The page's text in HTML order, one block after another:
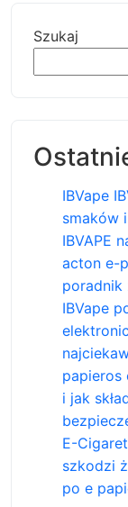
Szukaj
IBVape
smaków
IBVAPE
acton e-
poradnik
IBVape
papieros
i jak
E-
szkodzi
po e